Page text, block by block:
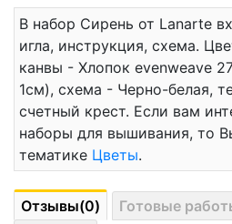
В набор Сирень от Lanarte
игла, инструкция, схема.
канвы - Хлопок evenweave
1см), схема - Черно-белая,
счетный крест. Если вам
наборы для вышивания, то
тематике Цветы.
Отзывы(0) Готовые